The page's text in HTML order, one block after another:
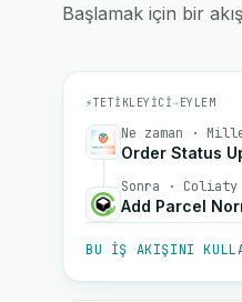
Başlamak için bir
⚡TETIKLEYICI→EYLEM
Ne zaman ·
Order Status
Sonra · Coliaty
Add Parcel
BU IŞ AKIŞINI